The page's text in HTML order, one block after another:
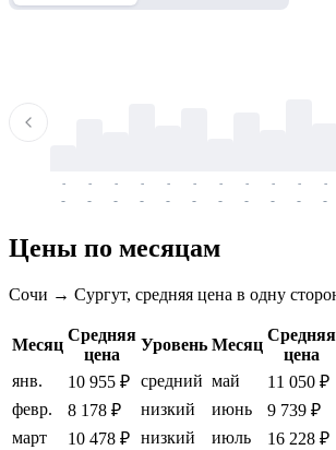
-
-
-
-
-
-
-
-
-
-
-
-
-
-
-
-
-
-
-
-
-
-
Цены по месяцам
Сочи → Сургут, средняя цена в одну
Месяц
Средняя
цена
Уровень Месяц
Средняя
цена
янв.
10 955 ₽ средний май 11 050 ₽
февр.
8 178 ₽ низкий июнь 9 739 ₽
март
10 478 ₽ низкий июль 16 228 ₽